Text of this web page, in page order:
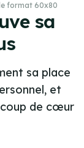
sa
sa place
et
coup de cœur
format 60x80